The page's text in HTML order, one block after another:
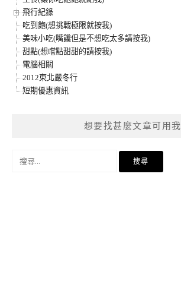
飛行紀錄
吃到飽(想挑戰極限就按我)
美味小吃(嘴饞但是不想吃太多請按我)
甜點(想嚐點甜甜的請按我)
電腦相關
2012東北嚴冬行
短期優惠資訊
想要找甚麼文章可用我